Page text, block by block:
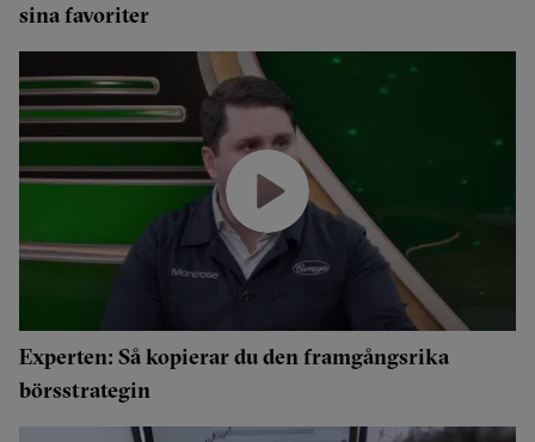
sina favoriter
Experten: Så kopierar du den framgångsrika
börsstrategin